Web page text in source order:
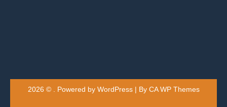
2026 © . Powered by WordPress | By CA WP Themes